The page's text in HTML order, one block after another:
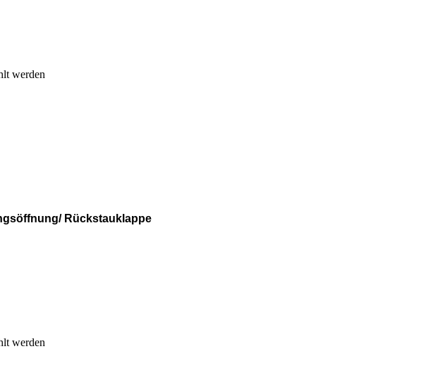
werden
Rückstauklappe
werden